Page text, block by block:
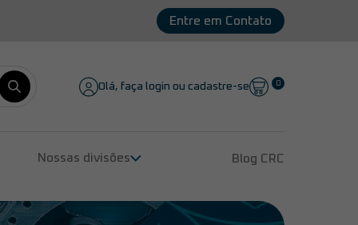
Entre em Contato
Olá, faça login ou cadastre-se 0
Nossas divisões
Lubrificantes
Blog CRC